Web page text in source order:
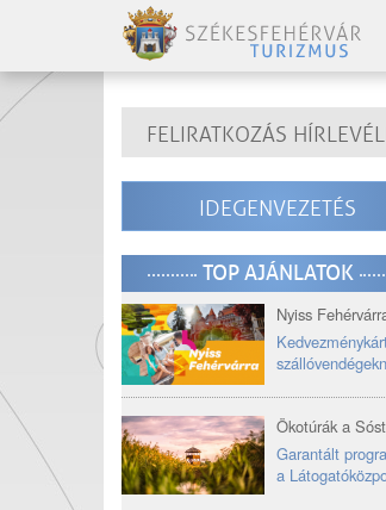
FELIRATKOZÁS
IDEGENVEZETÉS
TOP AJÁNLATOK
Nyiss
Ökotúrák a
Garantált
a